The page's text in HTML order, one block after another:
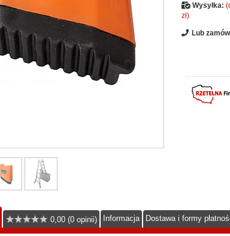
Wysyłka:
zł)
Lub
0,00 (0 opinii) Informacja Dostawa i formy